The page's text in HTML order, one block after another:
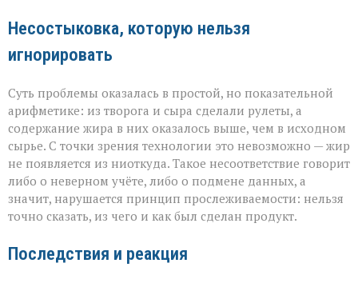
Несостыковка, которую нельзя
игнорировать
Суть проблемы оказалась в простой, но показательной
арифметике: из творога и сыра сделали рулеты, а
содержание жира в них оказалось выше, чем в исходном
сырье. С точки зрения технологии это невозможно — жир
не появляется из ниоткуда. Такое несоответствие говорит
либо о неверном учёте, либо о подмене данных, а
значит, нарушается принцип прослеживаемости: нельзя
точно сказать, из чего и как был сделан продукт.
Последствия и реакция